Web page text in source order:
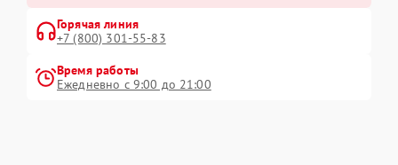
Горячая линия
+7 (800) 301-55-83
Время работы
Ежедневно с 9:00 до 21:00